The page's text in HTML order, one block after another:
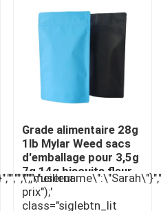
Grade alimentaire 28g
1lb Mylar Weed sacs
d'emballage pour 3,5g
7g 14g biscuits fleur
prix");'
class="siglebtn_lit